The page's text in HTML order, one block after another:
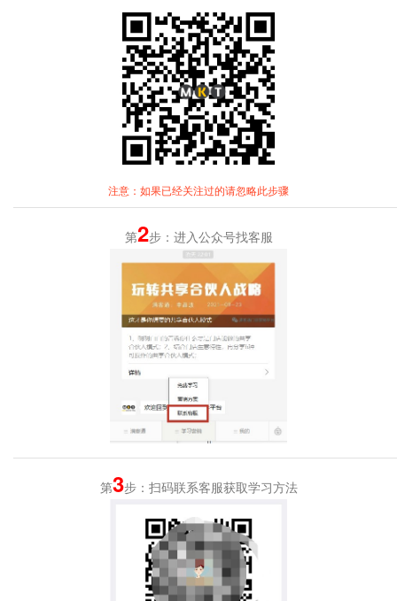
注意：如果已经关注过的请忽略此步骤
第2步：进入公众号找客服
第3步：扫码联系客服获取学习方法